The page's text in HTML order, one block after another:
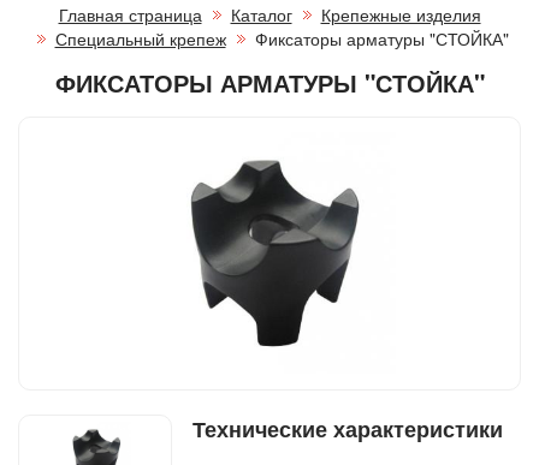
Главная страница Каталог
Крепежные изделия
Специальный крепеж
Фиксаторы арматуры "СТОЙКА"
ФИКСАТОРЫ АРМАТУРЫ "СТОЙКА"
Технические характеристики